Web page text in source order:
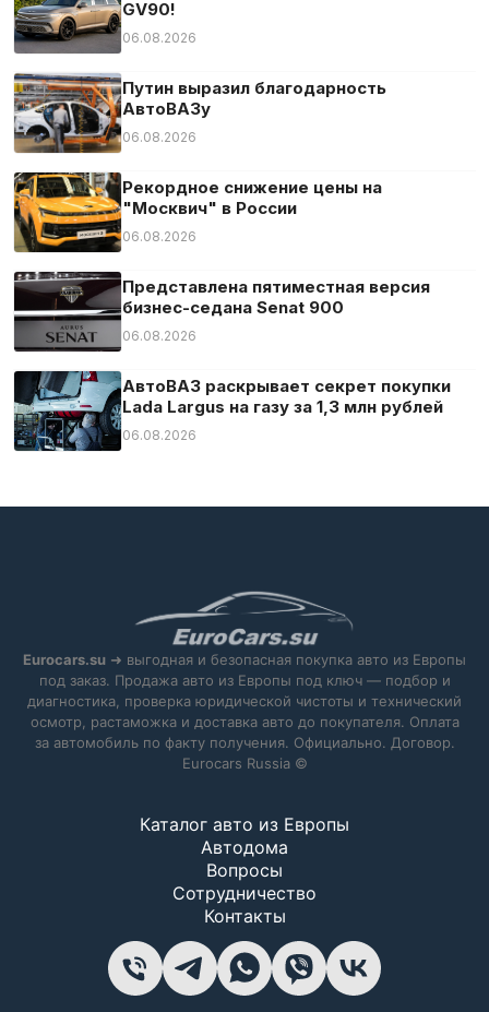
GV90!
06.08.2026
Путин выразил благодарность
АвтоВАЗу
06.08.2026
Рекордное снижение цены на
"Москвич" в России
06.08.2026
Представлена пятиместная версия
бизнес-седана Senat 900
06.08.2026
АвтоВАЗ раскрывает секрет покупки
Lada Largus на газу за 1,3 млн рублей
06.08.2026
Eurocars.su ➜ выгодная и безопасная покупка авто из Европы
под заказ. Продажа авто из Европы под ключ — подбор и
диагностика, проверка юридической чистоты и технический
осмотр, растаможка и доставка авто до покупателя. Оплата
за автомобиль по факту получения. Официально. Договор.
Eurocars Russia ©
Каталог авто из Европы
Автодома
Вопросы
Сотрудничество
Контакты